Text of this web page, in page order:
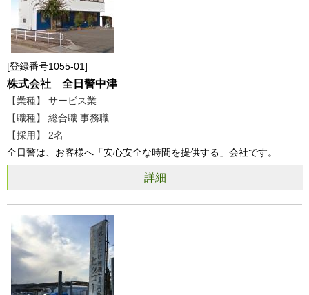
登録番号1055-01
株式会社 全日警中津
【業種】 サービス業
【職種】 総合職 事務職
【採用】 2名
全日警は、お客様へ「安心安全な時間を提供する」会社です。
詳細